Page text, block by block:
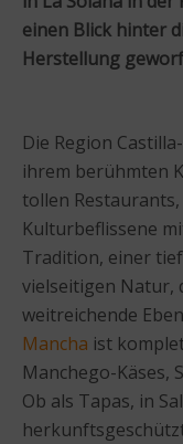
einen Blick hinter
Herstellung
Die Region
ihrem berühmten
tollen
Kulturbeflissene
Tradition, einer
vielseitigen Natur,
weitreichende
Mancha ist
Manchego-Käses,
Ob als Tapas, in